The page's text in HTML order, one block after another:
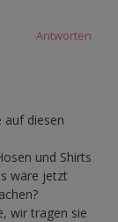
Antworten
auf diesen
und Shirts
wäre jetzt
wir tragen sie